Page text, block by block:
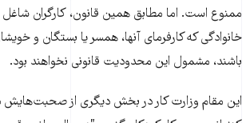
ممنوع است. اما مطابق همین قانون، کارگران شاغل
خانوادگی که کارفرمای آنها، همسر یا بستگان و
باشند، مشمول این محدودیت قانونی نخواهند بود.
این مقام وزارت کار در بخش دیگری از صحبت‌هایش